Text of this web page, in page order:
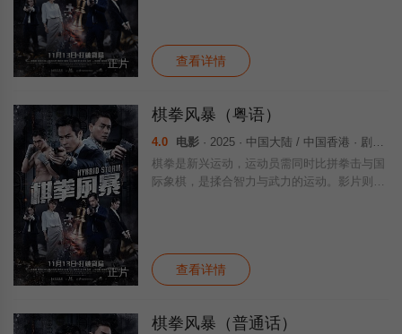
正片 查看详情
正片
棋拳风暴（粤语）
4.0 电影 · 2025 · 中国大陆 / 中国香港 · 剧情 犯罪 运动 犯罪片
棋拳是新兴运动，运动员需同时比拼拳击与国
际象棋，是揉合智力与武力的运动。影片则以
查看详情
棋拳风暴（普通话）